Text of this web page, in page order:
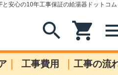
安心の10年工事保証の給湯器ドットコム
search shopping_cart
| 工事費用 | 工事の流